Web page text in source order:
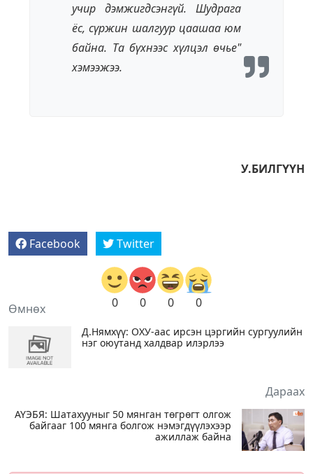
учир дэмжигдсэнгүй. Шудрага
ёс, сүржин шалгуур цаашаа юм
байна. Та бүхнээс хүлцэл өчьe"
хэмээжээ.
У.БИЛГҮҮН
Facebook Twitter
0 0 0 0
Өмнөх
Д.Нямхүү: ОХУ-аас ирсэн цэргийн сургуулийн
нэг оюутанд халдвар илэрлээ
Дараах
АҮЭБЯ: Шатахууныг 50 мянган төгрөгт олгож
байгааг 100 мянга болгож нэмэгдүүлэхээр
ажиллаж байна